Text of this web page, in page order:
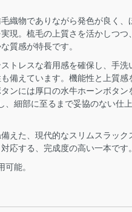
織物でありながら発色が良く、
現。梳毛の上質さを活かしつつ
質感が特長です。
トレスな着用感を確保し、手洗
備えています。機能性と上質感
ンには厚口の水牛ホーンボタン
、細部に至るまで妥協のない仕
えた、現代的なスリムスラック
応する、完成度の高い一本です。
能。